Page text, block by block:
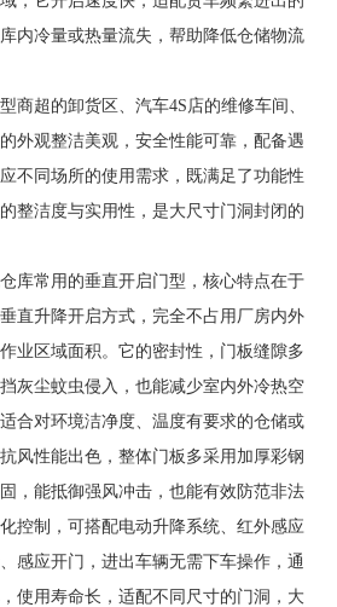
内冷量或热量流失，帮助降低仓储物流
商超的卸货区、汽车4S店的维修车间、
外观整洁美观，安全性能可靠，配备遇
不同场所的使用需求，既满足了功能性
整洁度与实用性，是大尺寸门洞封闭的
库常用的垂直开启门型，核心特点在于
直升降开启方式，完全不占用厂房内外
业区域面积。它的密封性，门板缝隙多
灰尘蚊虫侵入，也能减少室内外冷热空
合对环境洁净度、温度有要求的仓储或
风性能出色，整体门板多采用加厚彩钢
，能抵御强风冲击，也能有效防范非法
控制，可搭配电动升降系统、红外感应
感应开门，进出车辆无需下车操作，通
使用寿命长，适配不同尺寸的门洞，大